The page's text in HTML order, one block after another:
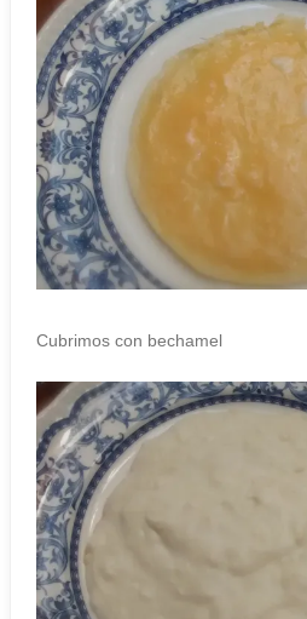
Cubrimos con bechamel